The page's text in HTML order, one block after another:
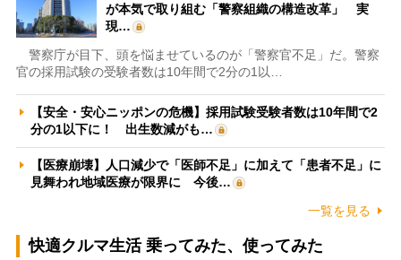
が本気で取り組む「警察組織の構造改革」 実
現…
警察庁が目下、頭を悩ませているのが「警察官不足」だ。警察
官の採用試験の受験者数は10年間で2分の1以…
【安全・安心ニッポンの危機】採用試験受験者数は10年間で2
分の1以下に！ 出生数減がも…
【医療崩壊】人口減少で「医師不足」に加えて「患者不足」に
見舞われ地域医療が限界に 今後…
一覧を見る
快適クルマ生活 乗ってみた、使ってみた